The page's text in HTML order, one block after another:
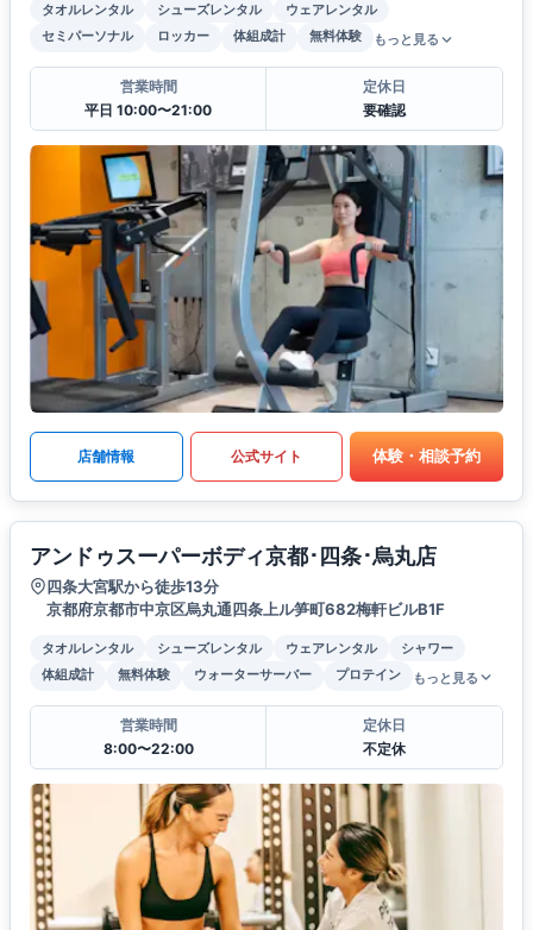
タオルレンタル シューズレンタル
ウェアレンタル
セミパーソナル
ロッカー 体組成計 無料体験 もっと見る
営業時間
平日 10:00〜21:00
定休日
要確認
店舗情報 公式サイト 体験・相談予約
アンドゥスーパーボディ京都･四条･烏丸店
四条大宮駅から徒歩13分
京都府京都市中京区烏丸通四条上ル笋町682梅軒ビルB1F
タオルレンタル シューズレンタル ウェアレンタル
シャワー
体組成計
無料体験 ウォーターサーバー プロテイン もっと見る
営業時間
8:00〜22:00
定休日
不定休